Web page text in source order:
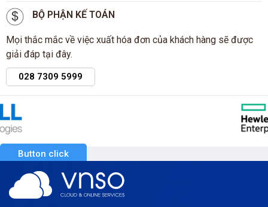
BỘ PHẬN KẾ TOÁN
Mọi thắc mắc về việc xuất hóa đơn của khách hàng sẽ được
giải đáp tại đây.
028 7309 5999
Button click